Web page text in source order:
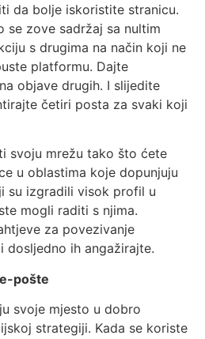
da bolje iskoristite stranicu.
se zove sadržaj sa nultim
s drugima na način koji ne
platformu. Dajte
objave drugih. I slijedite
četiri posta za svaki koji
svoju mrežu tako što ćete
u oblastima koje dopunjuju
su izgradili visok profil u
mogli raditi s njima.
za povezivanje
dosljedno ih angažirajte.
pošte
svoje mjesto u dobro
strategiji. Kada se koriste